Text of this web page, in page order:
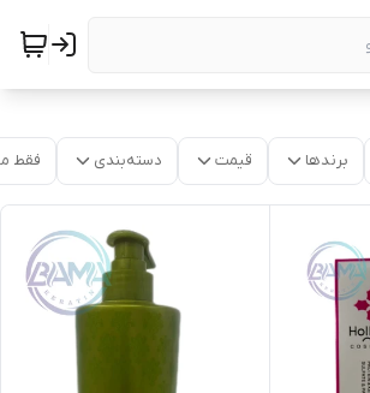
برندها قیمت دسته‌بندی فقط